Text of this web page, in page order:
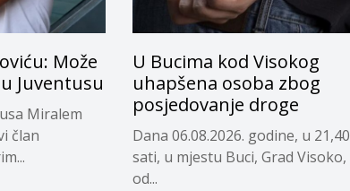
Može
Juventusu
Miralem
član
U Bucima kod Visokog
uhapšena osoba zbog
posjedovanje droge
Dana 06.08.2026. godine, u 21,40
sati, u mjestu Buci, Grad Visoko,
od...